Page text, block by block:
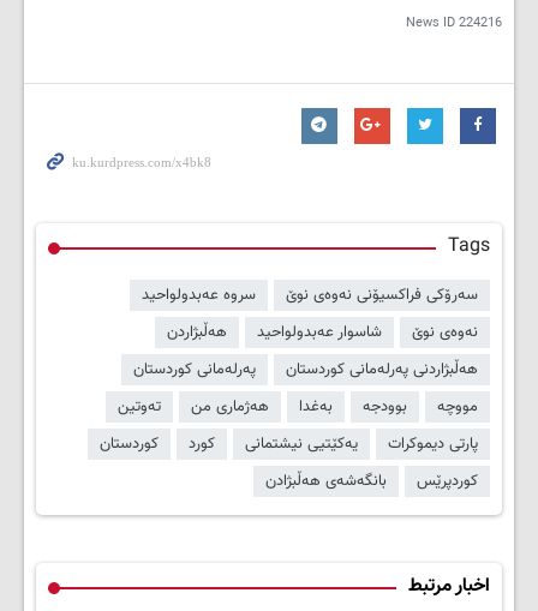
News ID224216
Tags
سەرۆکی فراکسیۆنی نەوەی نوێ
سروە عەبدولواحید
نەوەی نوێ
شاسوار عەبدولواحید
هەڵبژاردن
هەڵبژاردنی پەرلەمانی کوردستان
پەرلەمانی کوردستان
مووچە
بوودجە بەغدا هەژماری من
تەوتین
پارتی دیموکرات
یەکێتیی نیشتمانی کورد
کوردستان
کوردپرێس
بانگەشەی هەڵبژادن
اخبار مرتبط